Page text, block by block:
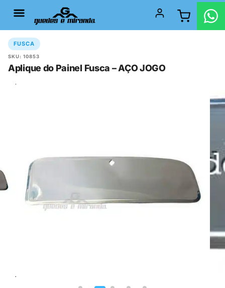
FUSCA
SKU: 10853
Aplique do Painel Fusca – AÇO JOGO